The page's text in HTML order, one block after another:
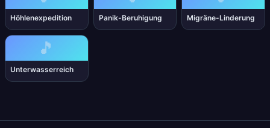
Höhlenexpedition Panik-Beruhigung Migräne-Linderung
🎵
Unterwasserreich